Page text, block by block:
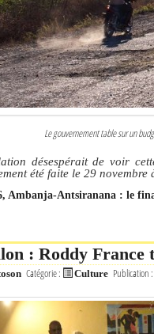
Le gouvernement table sur un
désespérait de voir
été faite le 29
Ambanja-Antsiranana : le
: Roddy
Catégorie : Culture Publication :